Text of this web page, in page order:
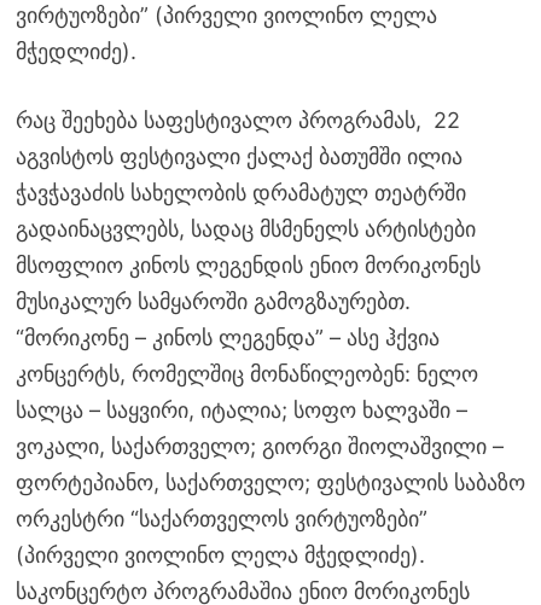
ვირტუოზები” (პირველი ვიოლინო ლელა
მჭედლიძე).
რაც შეეხება საფესტივალო პროგრამას, 22
აგვისტოს ფესტივალი ქალაქ ბათუმში ილია
ჭავჭავაძის სახელობის დრამატულ თეატრში
გადაინაცვლებს, სადაც მსმენელს არტისტები
მსოფლიო კინოს ლეგენდის ენიო მორიკონეს
მუსიკალურ სამყაროში გამოგზაურებთ.
“მორიკონე – კინოს ლეგენდა” – ასე ჰქვია
კონცერტს, რომელშიც მონაწილეობენ: ნელო
სალცა – საყვირი, იტალია; სოფო ხალვაში –
ვოკალი, საქართველო; გიორგი შიოლაშვილი –
ფორტეპიანო, საქართველო; ფესტივალის საბაზო
ორკესტრი “საქართველოს ვირტუოზები”
(პირველი ვიოლინო ლელა მჭედლიძე).
საკონცერტო პროგრამაშია ენიო მორიკონეს